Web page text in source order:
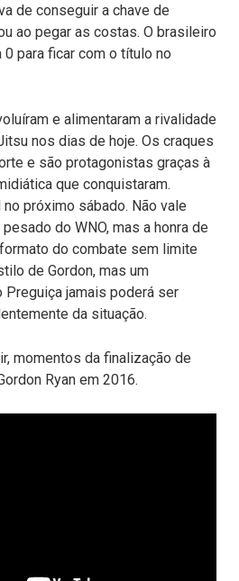
de conseguir a chave de
ao pegar as costas. O brasileiro
para ficar com o título no
e alimentaram a rivalidade
nos dias de hoje. Os craques
e são protagonistas graças à
que conquistaram.
próximo sábado. Não vale
do WNO, mas a honra de
do combate sem limite
de Gordon, mas um
jamais poderá ser
da situação.
momentos da finalização de
Ryan em 2016.